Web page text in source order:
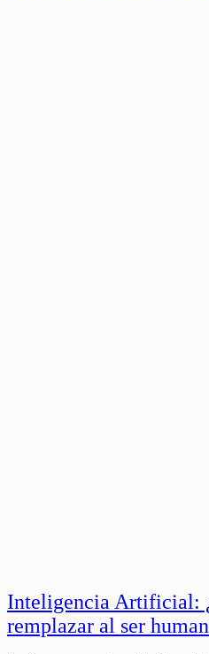
Inteligencia Artificial:
remplazar al ser